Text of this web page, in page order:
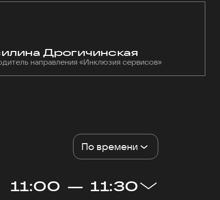
Дрогичинская
направления «Инклюзия сервисов»
По времени
11:00 — 11:30